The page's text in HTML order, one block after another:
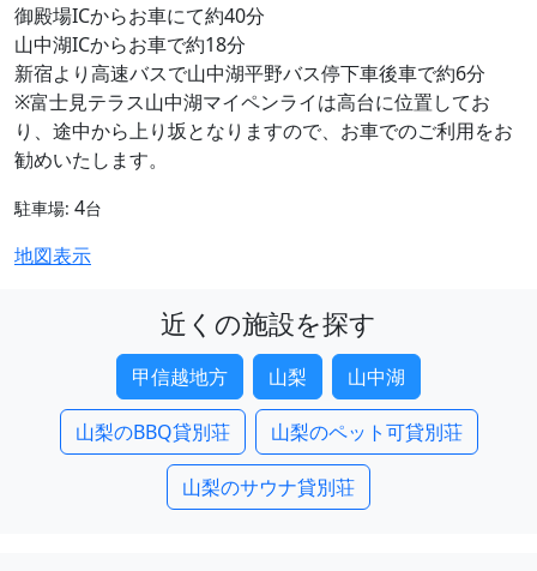
御殿場ICからお車にて約40分
山中湖ICからお車で約18分
新宿より高速バスで山中湖平野バス停下車後車で約6分
※富士見テラス山中湖マイペンライは高台に位置してお
り、途中から上り坂となりますので、お車でのご利用をお
勧めいたします。
駐車場: 4台
地図表示
近くの施設を探す
甲信越地方 山梨 山中湖
山梨のBBQ貸別荘 山梨のペット可貸別荘
山梨のサウナ貸別荘